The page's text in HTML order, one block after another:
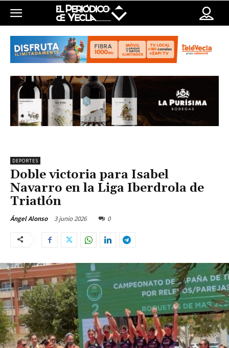
DEPORTES
Doble victoria para Isabel
Navarro en la Liga Iberdrola de
Triatlón
Ángel Alonso 3 junio 2026 0